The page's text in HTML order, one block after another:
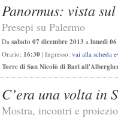
Panormus: vista sul
Presepi su Palermo
Da sabato 07 dicembre 2013 a lunedì
Orario: 16:30 | Ingresso: vai alla scheda
Torre di San Nicolò di Bari
C’era una volta in
Mostra, incontri e